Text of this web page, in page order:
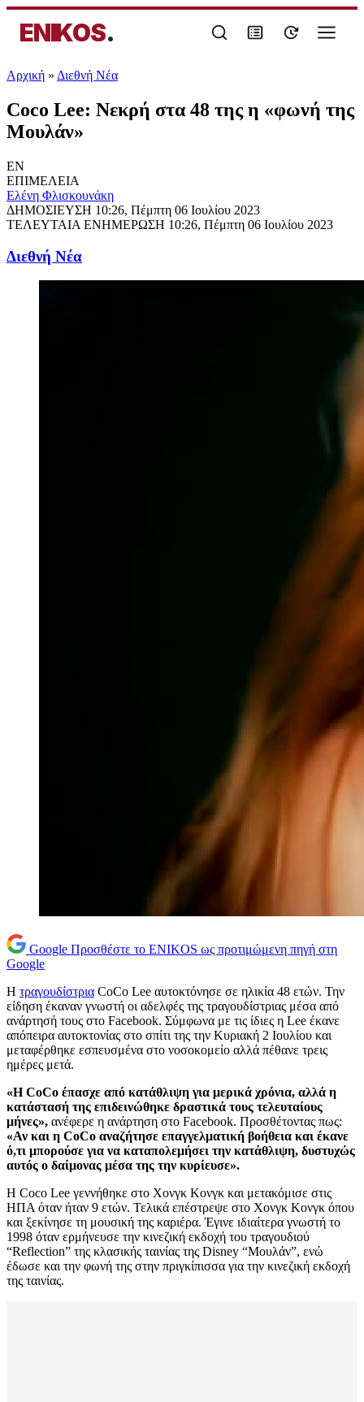
ENIKOS.
Αρχική » Διεθνή Νέα
Coco Lee: Νεκρή στα 48 της η «φωνή της
Μουλάν»
EN
ΕΠΙΜΕΛΕΙΑ
Ελένη Φλισκουνάκη
ΔΗΜΟΣΙΕΥΣΗ 10:26, Πέμπτη 06 Ιουλίου 2023
ΤΕΛΕΥΤΑΙΑ ΕΝΗΜΕΡΩΣΗ 10:26, Πέμπτη 06 Ιουλίου 2023
Διεθνή Νέα
Google Προσθέστε το ENIKOS ως προτιμώμενη πηγή στη
Google
Η τραγουδίστρια CoCo Lee αυτοκτόνησε σε ηλικία 48 ετών. Την
είδηση έκαναν γνωστή οι αδελφές της τραγουδίστριας μέσα από
ανάρτησή τους στο Facebook. Σύμφωνα με τις ίδιες η Lee έκανε
απόπειρα αυτοκτονίας στο σπίτι της την Κυριακή 2 Ιουλίου και
μεταφέρθηκε εσπευσμένα στο νοσοκομείο αλλά πέθανε τρεις
ημέρες μετά.
«Η CoCo έπασχε από κατάθλιψη για μερικά χρόνια, αλλά η
κατάστασή της επιδεινώθηκε δραστικά τους τελευταίους
μήνες», ανέφερε η ανάρτηση στο Facebook. Προσθέτοντας πως:
«Αν και η CoCo αναζήτησε επαγγελματική βοήθεια και έκανε
ό,τι μπορούσε για να καταπολεμήσει την κατάθλιψη, δυστυχώς
αυτός ο δαίμονας μέσα της την κυρίευσε».
Η Coco Lee γεννήθηκε στο Χονγκ Κονγκ και μετακόμισε στις
ΗΠΑ όταν ήταν 9 ετών. Τελικά επέστρεψε στο Χονγκ Κονγκ όπου
και ξεκίνησε τη μουσική της καριέρα. Έγινε ιδιαίτερα γνωστή το
1998 όταν ερμήνευσε την κινεζική εκδοχή του τραγουδιού
“Reflection” της κλασικής ταινίας της Disney “Μουλάν”, ενώ
έδωσε και την φωνή της στην πριγκίπισσα για την κινεζική εκδοχή
της ταινίας.